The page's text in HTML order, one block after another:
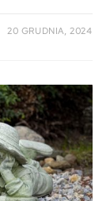
20 GRUDNIA, 2024